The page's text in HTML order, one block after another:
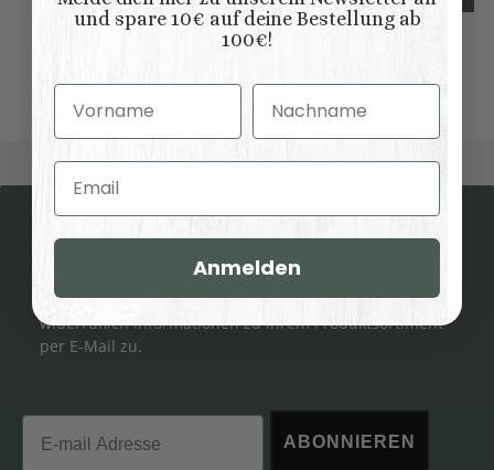
Newsletter Abonnieren
Bitte senden Sie mir entsprechend Ihrer
Datenschutzerklärungregelmäßig und jederzeit
widerruflich Informationen zu Ihrem Produktsortiment
per E-Mail zu.
Email
ABONNIEREN
und spare 10€ auf deine Bestellung ab
100€!
Vorname Nachname
Email
Anmelden